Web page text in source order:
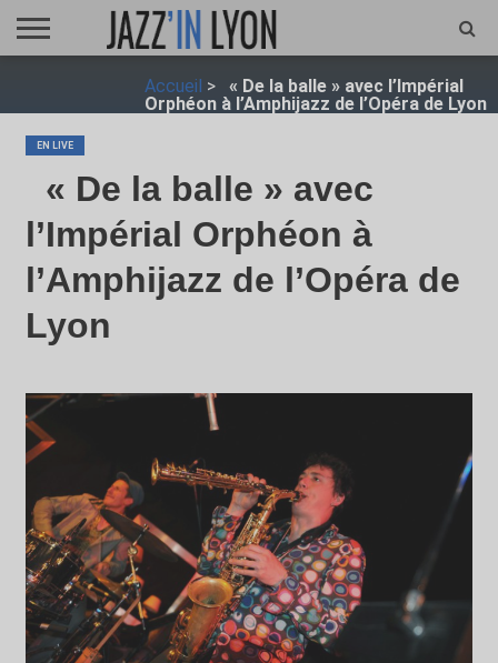
JAZZ
Accueil >
« De la balle » avec l’Impérial
Orphéon à l’Amphijazz de l’Opéra de Lyon
EN LIVE
« De la balle » avec
l’Impérial Orphéon à
l’Amphijazz de l’Opéra de
Lyon